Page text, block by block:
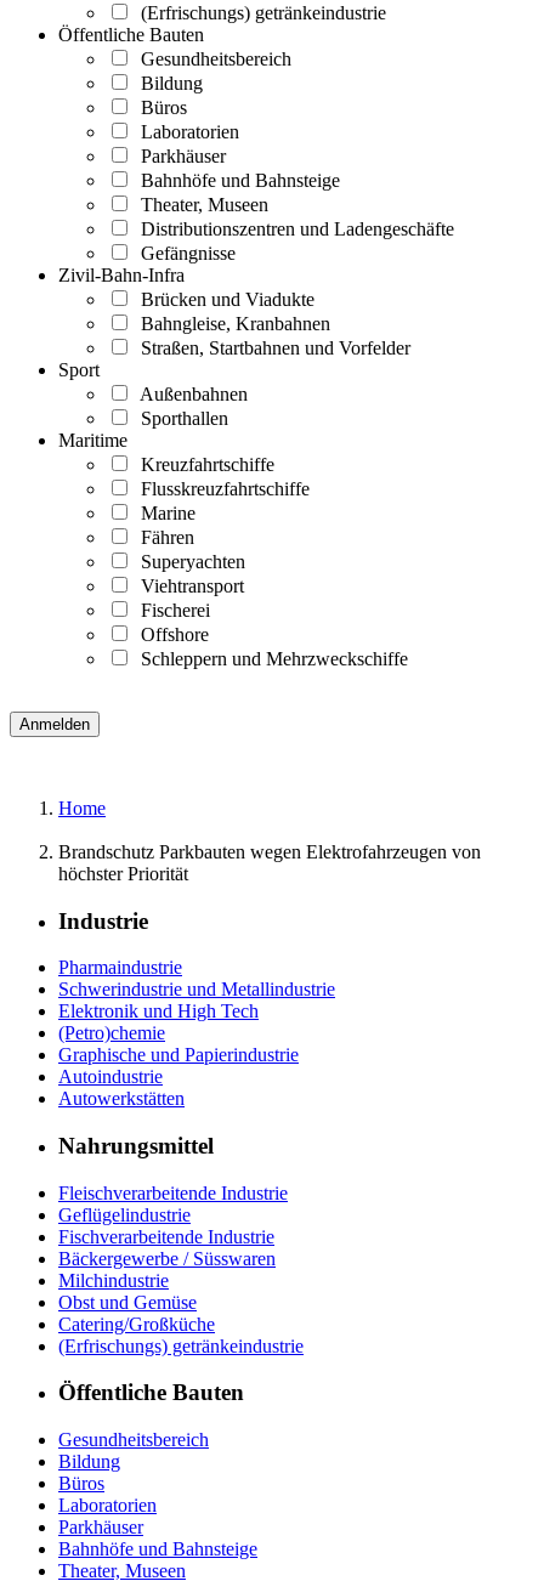
(Erfrischungs) getränkeindustrie
Öffentliche Bauten
Gesundheitsbereich
Bildung
Büros
Laboratorien
Parkhäuser
Bahnhöfe und Bahnsteige
Theater, Museen
Distributionszentren und Ladengeschäfte
Gefängnisse
Zivil-Bahn-Infra
Brücken und Viadukte
Bahngleise, Kranbahnen
Straßen, Startbahnen und Vorfelder
Sport
Außenbahnen
Sporthallen
Maritime
Kreuzfahrtschiffe
Flusskreuzfahrtschiffe
Marine
Fähren
Superyachten
Viehtransport
Fischerei
Offshore
Schleppern und Mehrzweckschiffe
Home
Brandschutz Parkbauten wegen Elektrofahrzeugen von
höchster Priorität
Industrie
Pharmaindustrie
Schwerindustrie und Metallindustrie
Elektronik und High Tech
(Petro)chemie
Graphische und Papierindustrie
Autoindustrie
Autowerkstätten
Nahrungsmittel
Fleischverarbeitende Industrie
Geflügelindustrie
Fischverarbeitende Industrie
Bäckergewerbe / Süsswaren
Milchindustrie
Obst und Gemüse
Catering/Großküche
(Erfrischungs) getränkeindustrie
Öffentliche Bauten
Gesundheitsbereich
Bildung
Büros
Laboratorien
Parkhäuser
Bahnhöfe und Bahnsteige
Theater, Museen